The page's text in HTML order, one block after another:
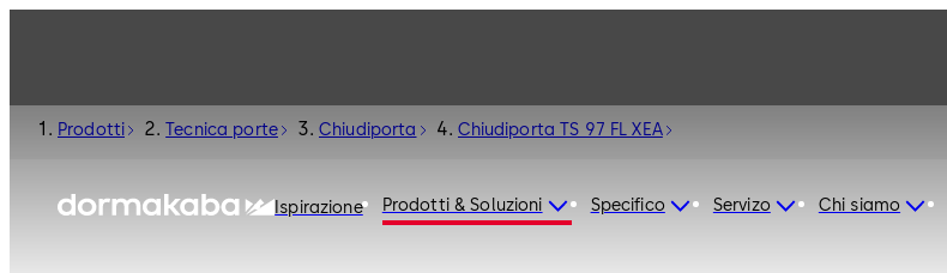
Ispirazione Prodotti & Soluzioni Specifico Servizo Chi siamo
Prodotti Tecnica porte Chiudiporta Chiudiporta TS 97 FL XEA